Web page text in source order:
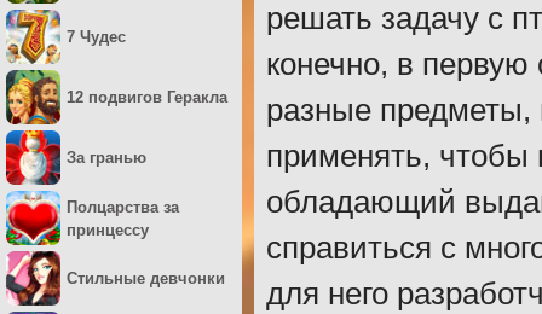
решать задачу с
конечно, в первую
разные предметы,
применять, чтобы
обладающий
справиться с
для него
7 Чудес
12 подвигов Геракла
За гранью
Полцарства за
принцессу
Стильные девчонки